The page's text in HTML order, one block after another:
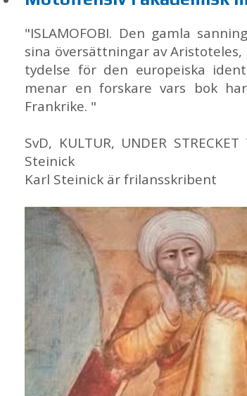
"ISLA­MO­FO­BI. Den gam­la
sina över­sätt­ning­ar av
ty­del­se för den eu­ro­pe­is­ka
me­nar en fors­ka­re vars bok
Frank­ri­ke. "
SvD, KUL­TUR, UN­DER
Ste­i­nick
Karl Ste­i­nick är fri­lans­skri­bent